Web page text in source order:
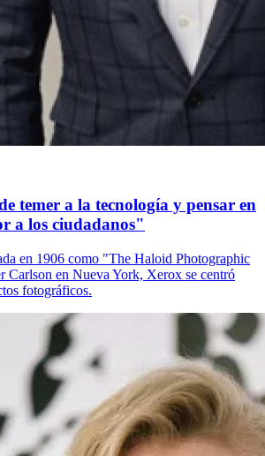
temer a la tecnología y pensar en
a los ciudadanos"
en 1906 como "The Haloid Photographic
Carlson en Nueva York, Xerox se centró
fotográficos.